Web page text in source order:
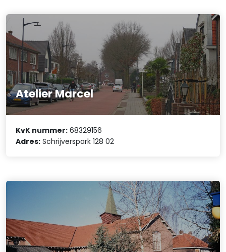
Atelier Marcel
KvK nummer: 68329156
Adres: Schrijverspark 128 02